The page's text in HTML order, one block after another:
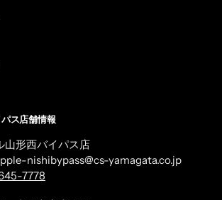
ス店舗情報
山形西バイパス店
nishibypass@cs-yamagata.co.jp
7778